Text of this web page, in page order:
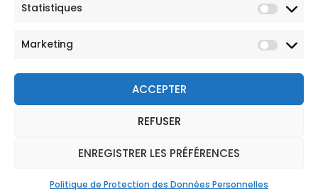
Statistiques
Marketing
ACCEPTER
REFUSER
ENREGISTRER LES PRÉFÉRENCES
Politique de Protection des Données Personnelles
Réclamation Plan du site